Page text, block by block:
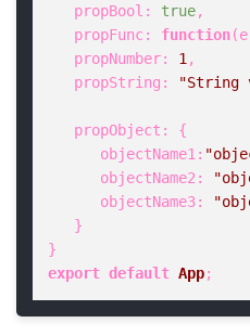
propBool : true,
propFunc: function(e
propNumber: 1 ,
propString : "String
propObject : {
objectName1 :
objectName2 :
objectName3:
export default App;